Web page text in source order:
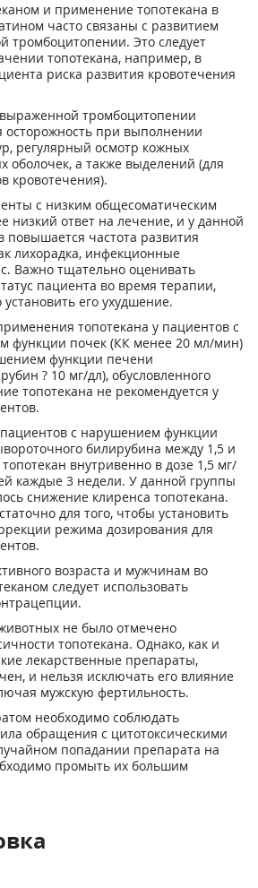
и применение топотекана в
часто связаны с развитием
тромбоцитопении. Это следует
топотекана, например, в
риска развития кровотечения
тромбоцитопении
осторожность при выполнении
регулярный осмотр кожных
оболочек, а также выделений (для
кровотечения).
с низким общесоматическим
низкий ответ на лечение, и у данной
повышается частота развития
лихорадка, инфекционные
Важно тщательно оценивать
пациента во время терапии,
его ухудшение.
топотекана у пациентов с
функции почек (КК менее 20 мл/мин)
функции печени
? 10 мг/дл), обусловленного
топотекана не рекомендуется у
с нарушением функции
билирубина между 1,5 и
внутривенно в дозе 1,5 мг/
каждые 3 недели. У данной группы
снижение клиренса топотекана.
для того, чтобы установить
режима дозирования для
возраста и мужчинам во
следует использовать
не было отмечено
топотекана. Однако, как и
лекарственные препараты,
и нельзя исключать его влияние
мужскую фертильность.
необходимо соблюдать
обращения с цитотоксическими
попадании препарата на
промыть их большим